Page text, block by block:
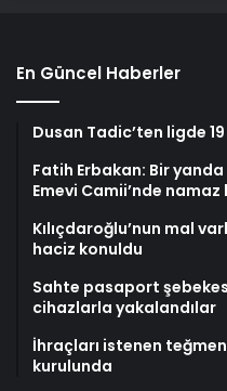
En Güncel Haberler
Dusan Tadic’ten ligde
Fatih Erbakan: Bir yanda
Emevi Camii’nde namaz
Kılıçdaroğlu’nun mal
haciz konuldu
Sahte pasaport
cihazlarla yakalandılar
İhraçları istenen
kurulunda